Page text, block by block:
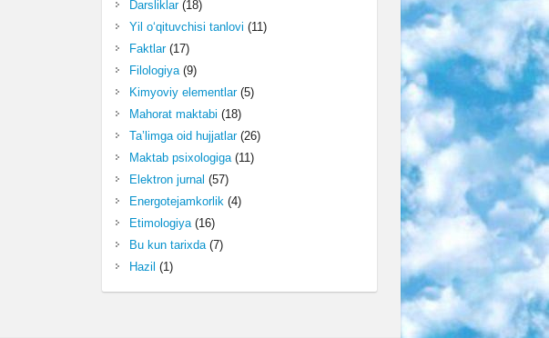
Darsliklar(18)
Yil o‘qituvchisi tanlovi (11)
Faktlar(17)
Filologiya(9)
Kimyoviy elementlar(5)
Mahorat maktabi (18)
Ta’limga oid hujjatlar(26)
Maktab psixologiga(11)
Elektron jurnal (57)
Energotejamkorlik(4)
Etimologiya(16)
Bu kun tarixda(7)
Hazil (1)